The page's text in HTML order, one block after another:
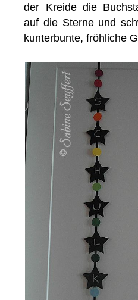
der Kreide die
auf die Sterne und
kunterbunte, fröhliche